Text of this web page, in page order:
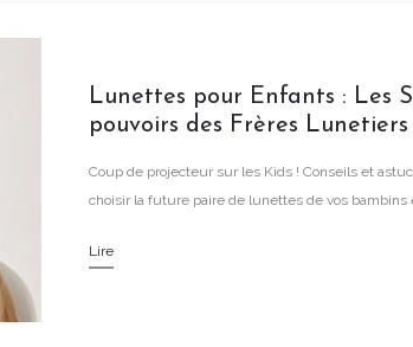
Lunettes pour Enfants : Les
pouvoirs des Frères Lunetiers
Coup de projecteur sur les Kids ! Conseils et
choisir la future paire de lunettes de vos bambins
Lire